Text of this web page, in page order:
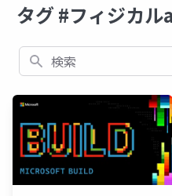
タグ #フィジカ
検索